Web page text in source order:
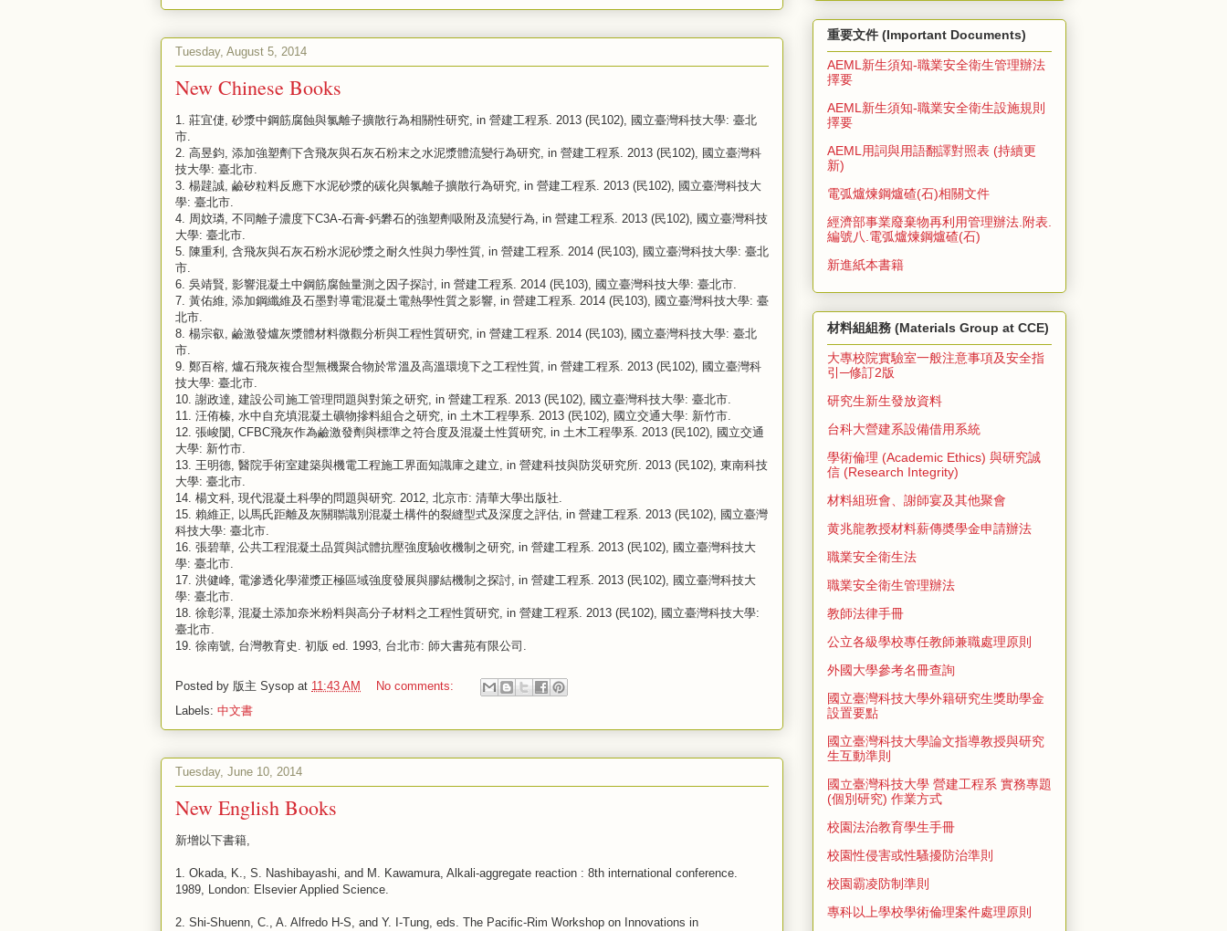
Tuesday, August 5, 2014
New Chinese Books
1. 莊宜倢, 砂漿中鋼筋腐蝕與氯離子擴散行為相關性研究, in 營建工程系. 2013 (民102), 國立臺灣科技大學: 臺北
市.
2. 高昱鈞, 添加強塑劑下含飛灰與石灰石粉末之水泥漿體流變行為研究, in 營建工程系. 2013 (民102), 國立臺灣科
技大學: 臺北市.
3. 楊韙誠, 鹼矽粒料反應下水泥砂漿的碳化與氯離子擴散行為研究, in 營建工程系. 2013 (民102), 國立臺灣科技大
學: 臺北市.
4. 周妏璘, 不同離子濃度下C3A-石膏-鈣礬石的強塑劑吸附及流變行為, in 營建工程系. 2013 (民102), 國立臺灣科技
大學: 臺北市.
5. 陳重利, 含飛灰與石灰石粉水泥砂漿之耐久性與力學性質, in 營建工程系. 2014 (民103), 國立臺灣科技大學: 臺北
市.
6. 吳靖賢, 影響混凝土中鋼筋腐蝕量測之因子探討, in 營建工程系. 2014 (民103), 國立臺灣科技大學: 臺北市.
7. 黃佑維, 添加鋼纖維及石墨對導電混凝土電熱學性質之影響, in 營建工程系. 2014 (民103), 國立臺灣科技大學: 臺
北市.
8. 楊宗叡, 鹼激發爐灰漿體材料微觀分析與工程性質研究, in 營建工程系. 2014 (民103), 國立臺灣科技大學: 臺北
市.
9. 鄭百榕, 爐石飛灰複合型無機聚合物於常溫及高溫環境下之工程性質, in 營建工程系. 2013 (民102), 國立臺灣科
技大學: 臺北市.
10. 謝政達, 建設公司施工管理問題與對策之研究, in 營建工程系. 2013 (民102), 國立臺灣科技大學: 臺北市.
11. 汪侑榛, 水中自充填混凝土礦物摻料組合之研究, in 土木工程學系. 2013 (民102), 國立交通大學: 新竹市.
12. 張峻閡, CFBC飛灰作為鹼激發劑與標準之符合度及混凝土性質研究, in 土木工程學系. 2013 (民102), 國立交通
大學: 新竹市.
13. 王明德, 醫院手術室建築與機電工程施工界面知識庫之建立, in 營建科技與防災研究所. 2013 (民102), 東南科技
大學: 臺北市.
14. 楊文科, 現代混凝土科學的問題與研究. 2012, 北京市: 清華大學出版社.
15. 賴維正, 以馬氏距離及灰關聯識別混凝土構件的裂縫型式及深度之評估, in 營建工程系. 2013 (民102), 國立臺灣
科技大學: 臺北市.
16. 張碧華, 公共工程混凝土品質與試體抗壓強度驗收機制之研究, in 營建工程系. 2013 (民102), 國立臺灣科技大
學: 臺北市.
17. 洪健峰, 電滲透化學灌漿正極區域強度發展與膠結機制之探討, in 營建工程系. 2013 (民102), 國立臺灣科技大
學: 臺北市.
18. 徐彰澤, 混凝土添加奈米粉料與高分子材料之工程性質研究, in 營建工程系. 2013 (民102), 國立臺灣科技大學:
臺北市.
19. 徐南號, 台灣教育史. 初版 ed. 1993, 台北市: 師大書苑有限公司.
Posted by 版主 Sysop at 11:43 AM
No comments:
Labels: 中文書
Tuesday, June 10, 2014
New English Books
新增以下書籍,
1. Okada, K., S. Nashibayashi, and M. Kawamura, Alkali-aggregate reaction : 8th international conference.
1989, London: Elsevier Applied Science.
2. Shi-Shuenn, C., A. Alfredo H-S, and Y. I-Tung, eds. The Pacific-Rim Workshop on Innovations in
重要文件 (Important Documents)
AEML新生須知-職業安全衛生管理辦法
擇要
AEML新生須知-職業安全衛生設施規則
擇要
AEML用詞與用語翻譯對照表 (持續更
新)
電弧爐煉鋼爐碴(石)相關文件
經濟部事業廢棄物再利用管理辦法.附表.
編號八.電弧爐煉鋼爐碴(石)
新進紙本書籍
材料組組務 (Materials Group at CCE)
大專校院實驗室一般注意事項及安全指
引─修訂2版
研究生新生發放資料
台科大營建系設備借用系統
學術倫理 (Academic Ethics) 與研究誠
信 (Research Integrity)
材料組班會、謝師宴及其他聚會
黄兆龍教授材料薪傳奬學金申請辦法
職業安全衛生法
職業安全衛生管理辦法
教師法律手冊
公立各級學校專任教師兼職處理原則
外國大學參考名冊查詢
國立臺灣科技大學外籍研究生獎助學金
設置要點
國立臺灣科技大學論文指導教授與研究
生互動準則
國立臺灣科技大學 營建工程系 實務專題
(個別研究) 作業方式
校園法治教育學生手冊
校園性侵害或性騷擾防治準則
校園霸凌防制準則
專科以上學校學術倫理案件處理原則